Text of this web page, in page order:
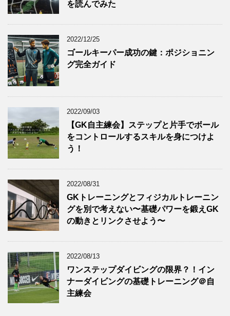
を読んでみた
2022/12/25
ゴールキーパー成功の鍵：ポジショニン
グ完全ガイド
2022/09/03
【GK自主練会】ステップと片手でボール
をコントロールするスキルを身につけよ
う！
2022/08/31
GKトレーニングとフィジカルトレーニン
グを別で考えない〜基礎パワーを鍛えGK
の動きとリンクさせよう〜
2022/08/13
ワンステップダイビングの限界？！イン
ナーダイビングの基礎トレーニング＠自
主練会